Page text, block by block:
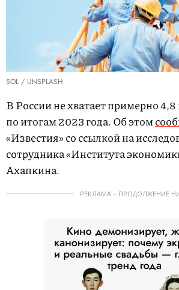
SOL / UNSPLASH
В России не хватает примерно
по итогам 2023 года. Об этом
«Известия» со ссылкой на
сотрудника «Института
Ахапкина.
РЕКЛАМА – ПРОДОЛЖЕНИЕ